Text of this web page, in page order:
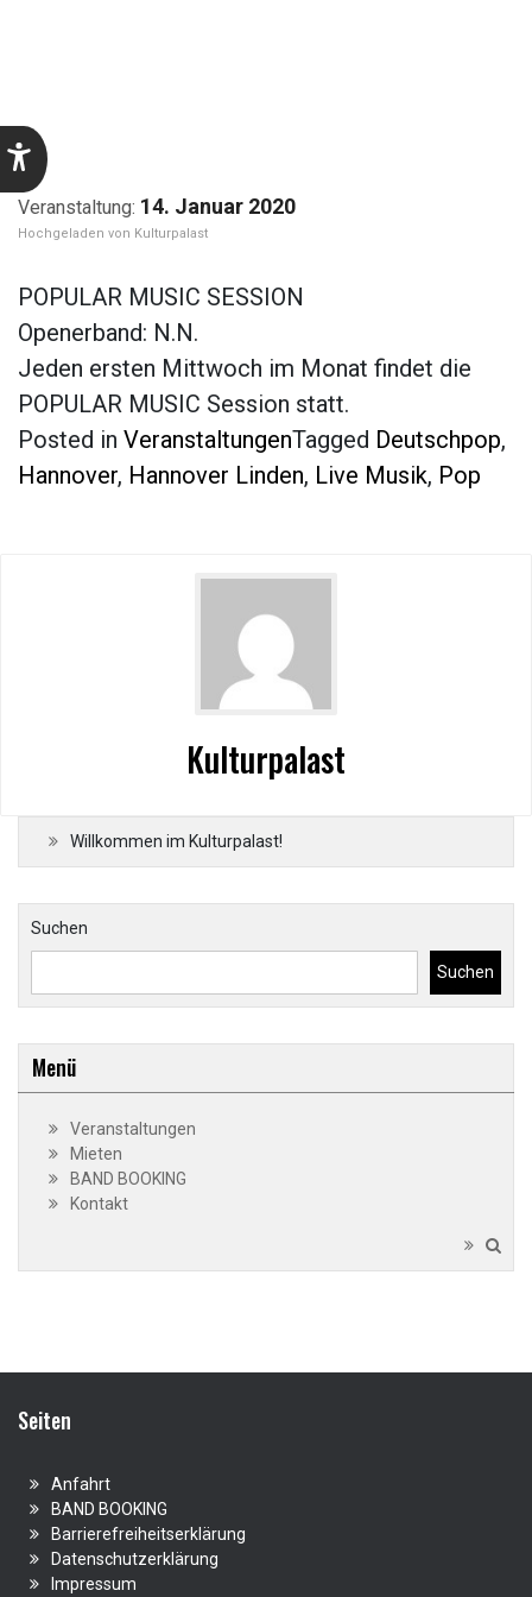
14. Januar 2020
Kulturpalast
POPULAR MUSIC SESSION
Openerband: N.N.
Jeden ersten Mittwoch im Monat findet die
POPULAR MUSIC Session statt.
Posted in VeranstaltungenTagged Deutschpop,
Hannover, Hannover Linden, Live Musik, Pop
Kulturpalast
Willkommen im Kulturpalast!
Suchen
Suchen
Menü
Veranstaltungen
Mieten
BAND BOOKING
Kontakt
Seiten
Anfahrt
BAND BOOKING
Barrierefreiheitserklärung
Datenschutzerklärung
Impressum